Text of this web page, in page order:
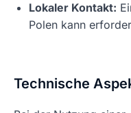
Lokaler Kontakt:
Polen kann
Technische